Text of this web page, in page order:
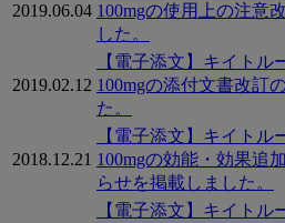
2019.06.04 100mgの使用上の注意
した。
2019.02.12
【電子添文】キイトル
100mgの添付文書改訂
た。
2018.12.21
【電子添文】キイトル
100mgの効能・効果追
らせを掲載しました。
【電子添文】キイトル